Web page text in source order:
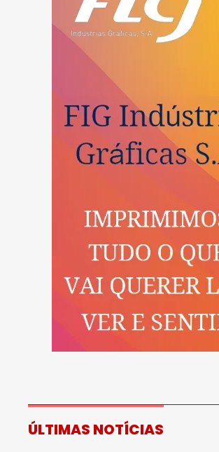
ÚLTIMAS NOTÍCIAS